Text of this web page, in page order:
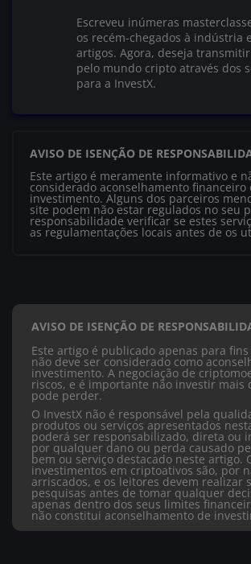
Escreveu inúmeras
os recém-chegados à indústria
artigos. Agora, deseja
pelo mundo cripto através dos
para a InvestX.
AVISO DE ISENÇÃO DE
Este artigo é meramente informativo e
considerado aconselhamento financeiro
investimento. Alguns dos parceiros
site podem não estar regulados no seu
responsabilidade verificar se estes
as regulamentações locais antes de os
AVISO DE ISENÇÃO DE
Este artigo é publicado apenas para
não deve ser considerado como
investimento. A negociação de
riscos, e é importante não investir mais
pode perder.
O InvestX não é responsável pela
produtos ou serviços apresentados
poderá ser responsabilizado, direta ou
por qualquer dano ou perda causado
bem ou serviço destacado neste artigo.
investimentos em criptoativos são, por
arriscados, e os leitores devem realizar
pesquisas antes de tomar qualquer
apenas dentro dos seus limites
não constitui aconselhamento de